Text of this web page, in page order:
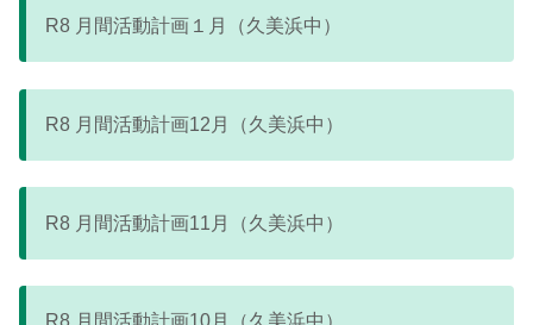
R8 月間活動計画１月（久美浜中）
R8 月間活動計画12月（久美浜中）
R8 月間活動計画11月（久美浜中）